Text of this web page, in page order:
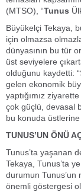
(MTSO), “Tunus
Büyükelçi Tekaya,
için olmazsa
dünyasının bu tür
üst seviyelere
olduğunu kaydetti:
gelen ekonomik
yaptığımız
çok güçlü, devasal
bu konuda
TUNUS’UN ÖNÜ
Tunus’ta yaşanan
Tekaya, Tunus’ta
durumun Tunus’un
önemli göstergesi